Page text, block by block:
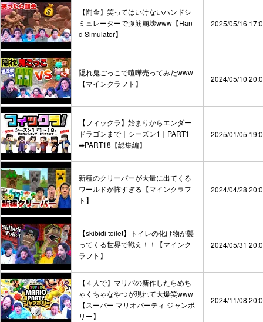
【罰金】笑ってはいけないハンドシ
ミュレーターで腹筋崩壊www【Han
d Simulator】
2025/05/16
隠れ鬼ごっこで喧嘩売ってみたwww
【マインクラフト】
2024/05/10
【フィックラ】始まりからエンダー
ドラゴンまで｜シーズン1｜PART1
➡︎PART18【総集編】
2025/01/05
新種のクリーパーが大量に出てくる
ワールドが怖すぎる【マインクラフ
ト】
2024/04/28
【skibidi toilet】トイレの化け物が襲
ってくる世界で戦え！！【マインク
ラフト】
2024/05/31
【４人で】マリパの新作したらめち
ゃくちゃなやつが現れて大爆笑www
【スーパー マリオパーティ ジャンボ
リー】
2024/11/08